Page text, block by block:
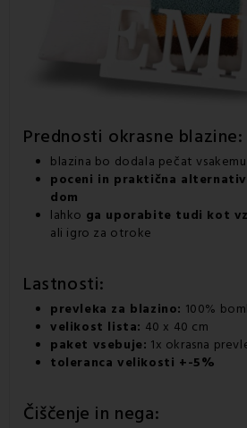
Prednosti okrasne blazine:
blazina bo dodala pečat
poceni in praktična
dom
lahko ga uporabite tudi kot
ali igro za otroke
Lastnosti:
prevleka za blazino: 100%
velikost lista: 40 x 40 cm
paket vsebuje: 1x okrasna
toleranca velikosti +-5%
Čiščenje in nega: